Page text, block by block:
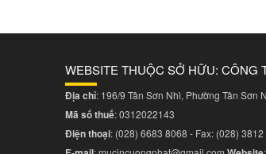
WEBSITE THUỘC SỞ HỮU: CÔNG
Địa chỉ: 196/9 Tân Sơn Nhì, Phường Tân Sơn
Mã số thuế: 0312022143
Điện thoại: (028) 6683 8068 - Fax: (028)